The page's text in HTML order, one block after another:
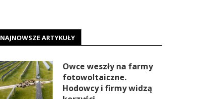
NAJNOWSZE ARTYKUŁY
Owce weszły na farmy
fotowoltaiczne.
Hodowcy i firmy widzą